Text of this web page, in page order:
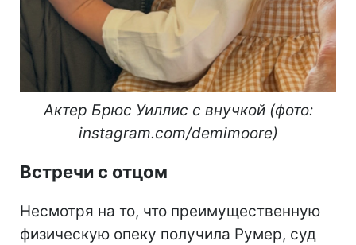
Актер Брюс Уиллис с внучкой (фото:
instagram.com/demimoore)
Встречи с отцом
Несмотря на то, что преимущественную
физическую опеку получила Румер, суд